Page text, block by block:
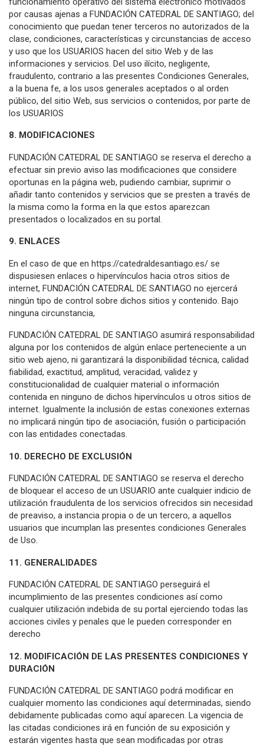
por causas ajenas a FUNDACIÓN CATEDRAL DE SANTIAGO; del
conocimiento que puedan tener terceros no autorizados de la
clase, condiciones, características y circunstancias de acceso
y uso que los USUARIOS hacen del sitio Web y de las
informaciones y servicios. Del uso ilícito, negligente,
fraudulento, contrario a las presentes Condiciones Generales,
a la buena fe, a los usos generales aceptados o al orden
público, del sitio Web, sus servicios o contenidos, por parte de
los USUARIOS
8. MODIFICACIONES
FUNDACIÓN CATEDRAL DE SANTIAGO se reserva el derecho a
efectuar sin previo aviso las modificaciones que considere
oportunas en la página web, pudiendo cambiar, suprimir o
añadir tanto contenidos y servicios que se presten a través de
la misma como la forma en la que estos aparezcan
presentados o localizados en su portal.
9. ENLACES
En el caso de que en https://catedraldesantiago.es/ se
dispusiesen enlaces o hipervínculos hacia otros sitios de
internet, FUNDACIÓN CATEDRAL DE SANTIAGO no ejercerá
ningún tipo de control sobre dichos sitios y contenido. Bajo
ninguna circunstancia,
FUNDACIÓN CATEDRAL DE SANTIAGO asumirá responsabilidad
alguna por los contenidos de algún enlace perteneciente a un
sitio web ajeno, ni garantizará la disponibilidad técnica, calidad
fiabilidad, exactitud, amplitud, veracidad, validez y
constitucionalidad de cualquier material o información
contenida en ninguno de dichos hipervínculos u otros sitios de
internet. Igualmente la inclusión de estas conexiones externas
no implicará ningún tipo de asociación, fusión o participación
con las entidades conectadas.
10. DERECHO DE EXCLUSIÓN
FUNDACIÓN CATEDRAL DE SANTIAGO se reserva el derecho
de bloquear el acceso de un USUARIO ante cualquier indicio de
utilización fraudulenta de los servicios ofrecidos sin necesidad
de preaviso, a instancia propia o de un tercero, a aquellos
usuarios que incumplan las presentes condiciones Generales
de Uso.
11. GENERALIDADES
FUNDACIÓN CATEDRAL DE SANTIAGO perseguirá el
incumplimiento de las presentes condiciones así como
cualquier utilización indebida de su portal ejerciendo todas las
acciones civiles y penales que le pueden corresponder en
derecho
12. MODIFICACIÓN DE LAS PRESENTES CONDICIONES Y
DURACIÓN
FUNDACIÓN CATEDRAL DE SANTIAGO podrá modificar en
cualquier momento las condiciones aquí determinadas, siendo
debidamente publicadas como aquí aparecen. La vigencia de
las citadas condiciones irá en función de su exposición y
estarán vigentes hasta que sean modificadas por otras